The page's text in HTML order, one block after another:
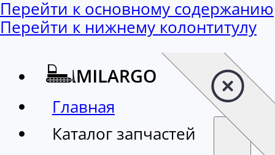
Перейти к основному содержанию
Перейти к нижнему колонтитулу
Главная
Каталог запчастей